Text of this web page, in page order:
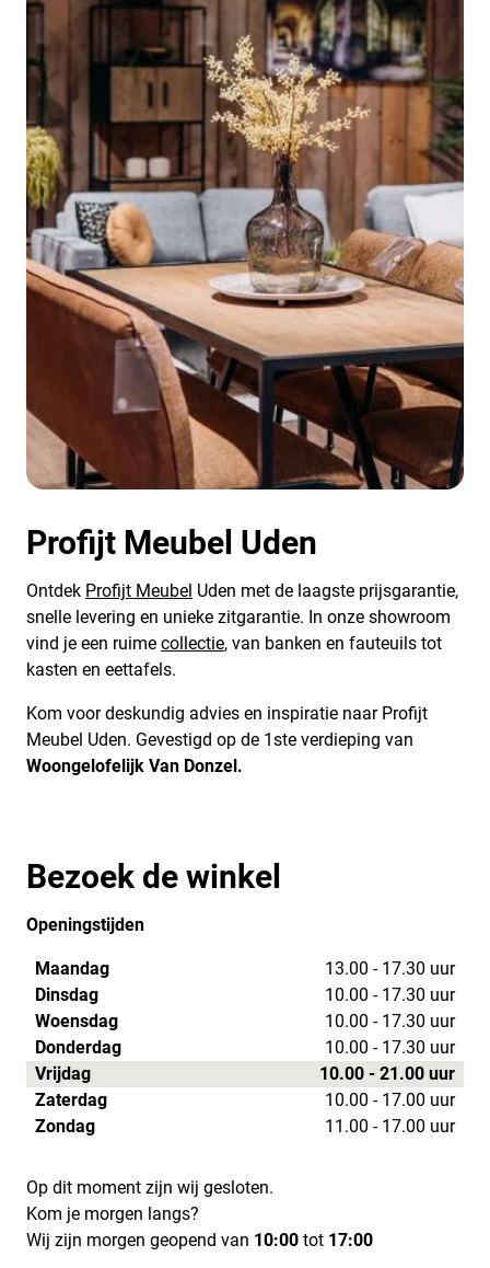
Profijt Meubel Uden
Ontdek Profijt Meubel Uden met de laagste prijsgarantie,
snelle levering en unieke zitgarantie. In onze showroom
vind je een ruime collectie, van banken en fauteuils tot
kasten en eettafels.
Kom voor deskundig advies en inspiratie naar Profijt
Meubel Uden. Gevestigd op de 1ste verdieping van
Woongelofelijk Van Donzel.
Bezoek de winkel
Openingstijden
Maandag
13.00 - 17.30 uur
Dinsdag
10.00 - 17.30 uur
Woensdag
10.00 - 17.30 uur
Donderdag
10.00 - 17.30 uur
Vrijdag
10.00 - 21.00 uur
Zaterdag
10.00 - 17.00 uur
Zondag
11.00 - 17.00 uur
Op dit moment zijn wij gesloten.
Kom je morgen langs?
Wij zijn morgen geopend van 10:00 tot 17:00